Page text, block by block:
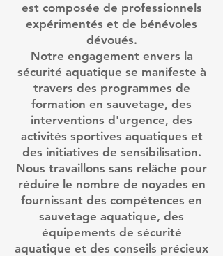
est composée de professionnels
expérimentés et de bénévoles
dévoués.
Notre engagement envers la
sécurité aquatique se manifeste à
travers des programmes de
formation en sauvetage, des
interventions d'urgence, des
activités sportives aquatiques et
des initiatives de sensibilisation.
Nous travaillons sans relâche pour
réduire le nombre de noyades en
fournissant des compétences en
sauvetage aquatique, des
équipements de sécurité
aquatique et des conseils précieux